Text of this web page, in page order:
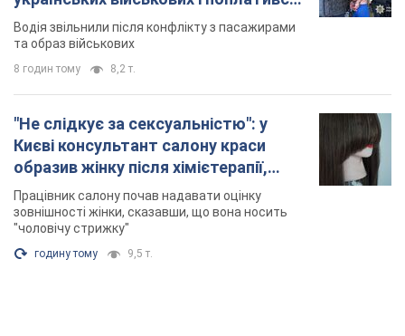
Відео
Водія звільнили після конфлікту з пасажирами
та образ військових
8 годин тому 8,2 т.
"Не слідкує за сексуальністю": у
Києві консультант салону краси
образив жінку після хімієтерапії,
розгорівся скандал. Фото
Працівник салону почав надавати оцінку
зовнішності жінки, сказавши, що вона носить
"чоловічу стрижку"
годину тому 9,5 т.